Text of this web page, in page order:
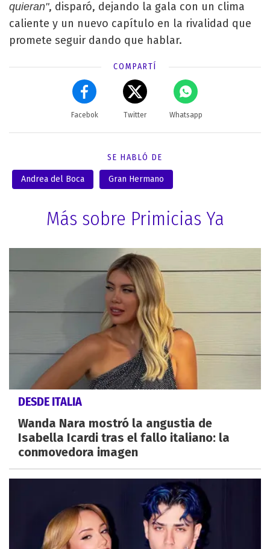
quieran", disparó, dejando la gala con un clima
caliente y un nuevo capítulo en la rivalidad que
promete seguir dando que hablar.
COMPARTÍ
Facebok Twitter Whatsapp
SE HABLÓ DE
Andrea del Boca Gran Hermano
Más sobre Primicias Ya
DESDE ITALIA
Wanda Nara mostró la angustia de
Isabella Icardi tras el fallo italiano: la
conmovedora imagen